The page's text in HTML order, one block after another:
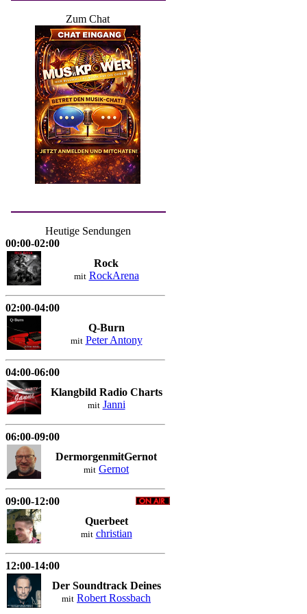
Zum Chat
Heutige Sendungen
00:00-02:00
Rock
mit RockArena
02:00-04:00
Q-Burn
mit Peter Antony
04:00-06:00
Klangbild Radio Charts
mit Janni
06:00-09:00
DermorgenmitGernot
mit Gernot
09:00-12:00
Querbeet
mit christian
12:00-14:00
Der Soundtrack Deines
mit Robert Rossbach